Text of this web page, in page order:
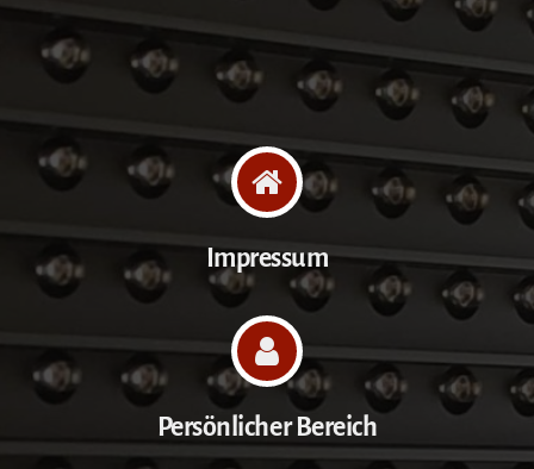
Impressum
Persönlicher Bereich